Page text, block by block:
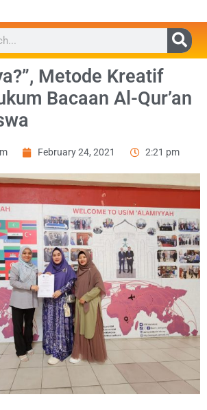
Metode Kreatif
Bacaan Al-Qur’an
February 24, 2021 2:21 pm